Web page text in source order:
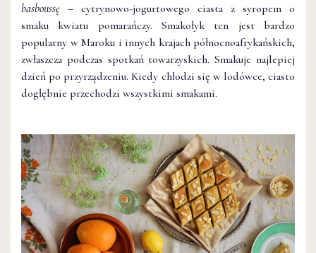
basboussę – cytrynowo-jogurtowego ciasta z syropem o
smaku kwiatu pomarańczy. Smakołyk ten jest bardzo
popularny w Maroku i innych krajach północnoafrykańskich,
zwłaszcza podczas spotkań towarzyskich. Smakuje najlepiej
dzień po przyrządzeniu. Kiedy chłodzi się w lodówce, ciasto
dogłębnie przechodzi wszystkimi smakami.